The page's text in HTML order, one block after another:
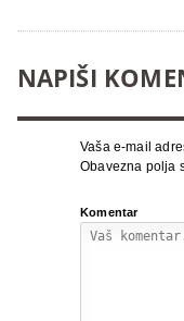
NAPIŠI
Vaša e-mail
Obavezna polja
Komentar